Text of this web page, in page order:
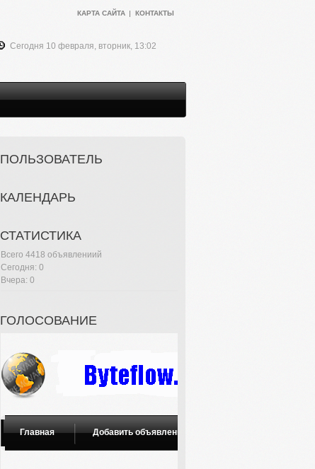
Сегодня 10 февраля, вторник, 13:02
КАРТА САЙТА КОНТАКТЫ
ПОЛЬЗОВАТЕЛЬ
КАЛЕНДАРЬ
СТАТИСТИКА
Всего 4418 объявлениий
Сегодня: 0
Вчера: 0
ГОЛОСОВАНИЕ
Главная Добавить объявление